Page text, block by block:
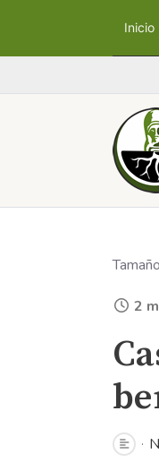
Inicio
2